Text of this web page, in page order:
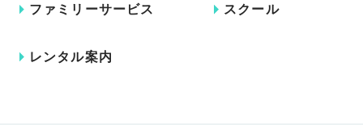
ファミリーサービス
レンタル案内
スクール